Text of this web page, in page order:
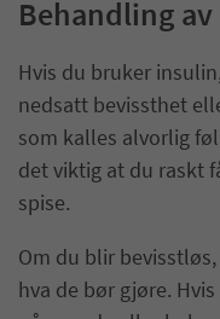
Behandling
Hvis du bruker
nedsatt bevissthet
som kalles alvorlig
det viktig at du raskt
spise.
Om du blir
hva de bør gjøre.